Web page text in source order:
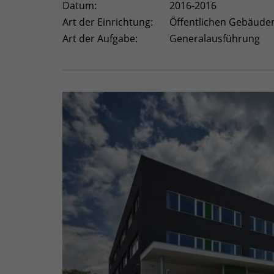
Datum:
2016-2016
Art der Einrichtung:
Öffentlichen
Art der Aufgabe:
Generalausführung